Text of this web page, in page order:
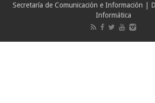
Secretaría de Comunicación e Información |
Informática